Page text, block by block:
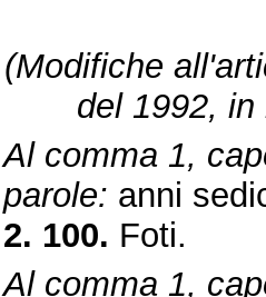
(Modifiche
del 1992,
Al comma 1,
parole: anni
2. 100. Foti.
Al comma 1,